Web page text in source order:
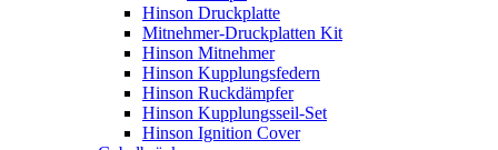
Hinson Druckplatte
Mitnehmer-Druckplatten Kit
Hinson Mitnehmer
Hinson Kupplungsfedern
Hinson Ruckdämpfer
Hinson Kupplungsseil-Set
Hinson Ignition Cover